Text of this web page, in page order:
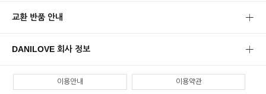
교환 반품 안내
DANILOVE 회사 정보
이용안내 이용약관